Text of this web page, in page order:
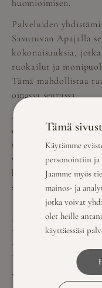
huomioimisen.
Palveluiden
Savutuvan Apajalla
kokonaisuuksia,
ruokailut ja
Tämä mahdollistaa
omassa seurassa.
onnistuneen
tarjoavat aktiivisia
viinitasting ja
hetkiä. Aito
suomalaisen
Mitä
vuonna 2026?
Tämä
Käytämme
personointiin ja
Jaamme myös
mainos- ja
jotka voivat
olet heille
käyttäessäsi